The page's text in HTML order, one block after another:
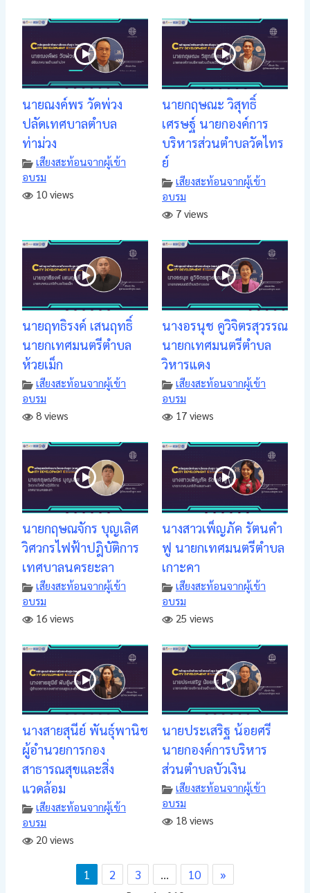
นายณงค์พร วัดพ่วง
ปลัดเทศบาลตำบล
ท่าม่วง
เสียงสะท้อนจากผู้เข้า
อบรม
10 views
นายกฤษณะ วิสุทธิ์
เศรษฐ์ นายกองค์การ
บริหารส่วนตำบลวัดไทร
ย์
เสียงสะท้อนจากผู้เข้า
อบรม
7 views
นายฤทธิรงค์ เสนฤทธิ์
นายกเทศมนตรีตำบล
ห้วยเม็ก
เสียงสะท้อนจากผู้เข้า
อบรม
8 views
นางอรนุช คูวิจิตรสุวรรณ
นายกเทศมนตรีตำบล
วิหารแดง
เสียงสะท้อนจากผู้เข้า
อบรม
17 views
นายกฤษณจักร บุญเลิศ
วิศวกรไฟฟ้าปฎิบัติการ
เทศบาลนครยะลา
เสียงสะท้อนจากผู้เข้า
อบรม
16 views
นางสาวเพ็ญภัค รัตนคำ
ฟู นายกเทศมนตรีตำบล
เกาะคา
เสียงสะท้อนจากผู้เข้า
อบรม
25 views
นางสายสุนีย์ พันธุ์พานิช
ผู้อำนวยการกอง
สาธารณสุขและสิ่ง
แวดล้อม
เสียงสะท้อนจากผู้เข้า
อบรม
20 views
นายประเสริฐ น้อยศรี
นายกองค์การบริหาร
ส่วนตำบลบัวเงิน
เสียงสะท้อนจากผู้เข้า
อบรม
18 views
1 2 3 … 10 »